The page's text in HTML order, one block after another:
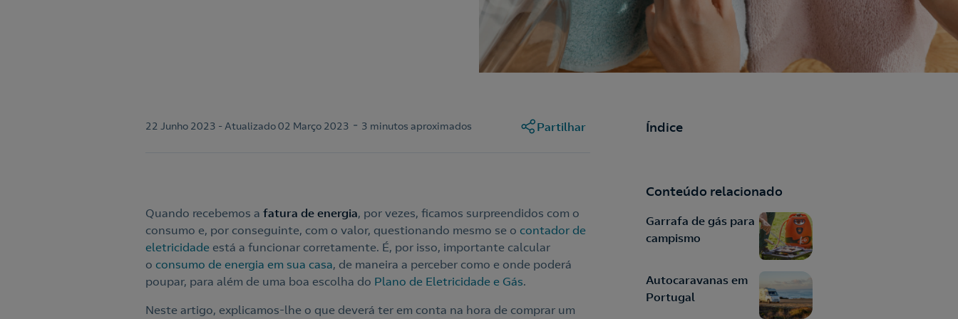
22 Junho 2023 - Atualizado 02 Março 2023 - 3 minutos aproximados Partilhar
Quando recebemos a fatura de energia, por vezes, ficamos surpreendidos com o
consumo e, por conseguinte, com o valor, questionando mesmo se o contador de
eletricidade está a funcionar corretamente. É, por isso, importante calcular
o consumo de energia em sua casa, de maneira a perceber como e onde poderá
poupar, para além de uma boa escolha do Plano de Eletricidade e Gás.
Neste artigo, explicamos-lhe o que deverá ter em conta na hora de comprar um
Índice
Conteúdo relacionado
Garrafa de gás para
campismo
Autocaravanas em
Portugal